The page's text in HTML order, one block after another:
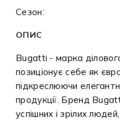
Сезон:
ОПИС
Bugatti - марка
позиціонує себе як
підкреслюючи
продукції. Бренд
успішних і зрілих